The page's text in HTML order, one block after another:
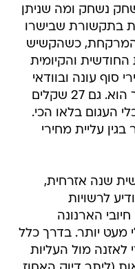
נשחק ומה שניתן
בתקשורת שבישרו
המרקחת, כשהקשיש
והקיומית
סוף עונה ובוודאי
שאינו מקבל זאת בחינם, נהפוך הוא. גם 27 שקלים
העגום בלאו הכי.
עליית מחירי
שנה אזרחית,
לרשויות
הארנונה
מעט יותר. בדרך כלל
לאזנה מול העליות